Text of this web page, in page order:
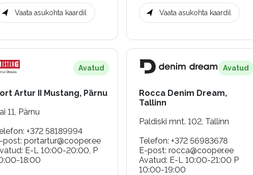
Vaata asukohta kaardil Vaata asukohta kaardil
Avatud
Artur II Mustang, Pärnu
11, Pärnu
: +372 58189994
post: portartur@cooper.ee
: E-L 10:00-20:00, P
18:00
Avatud
Rocca Denim Dream,
Tallinn
Paldiski mnt. 102, Tallinn
Telefon: +372 56983678
E-post: rocca@cooper.ee
Avatud: E-L 10:00-21:00 P
10:00-19:00